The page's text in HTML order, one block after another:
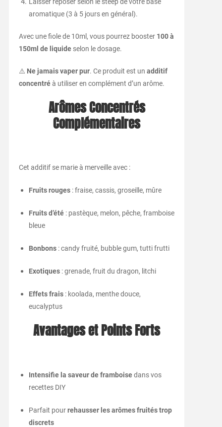
aromatique (3 à 5 jours en général).
Avec une fiole de 10ml, vous pourrez booster 100 à
150ml de liquideselon le dosage.
⚠️ Ne jamais vaper pur. Ce produit est un additif
concentréà utiliser en complément d’un arôme.
Arômes Concentrés
Complémentaires
Cet additif se marie à merveille avec :
Fruits rouges: fraise, cassis, groseille, mûre
Fruits d’été: pastèque, melon, pêche, framboise
bleue
Bonbons: candy fruité, bubble gum, tutti frutti
Exotiques: grenade, fruit du dragon, litchi
Effets frais: koolada, menthe douce,
eucalyptus
Avantages et Points Forts
Intensifie la saveur de framboisedans vos
recettes DIY
Parfait pourrehausser les arômes fruités trop
discrets